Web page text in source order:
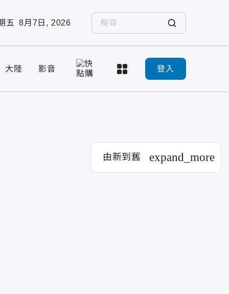
五 8月7日, 2026
大陸 影音 登入
由新到舊 expand_more